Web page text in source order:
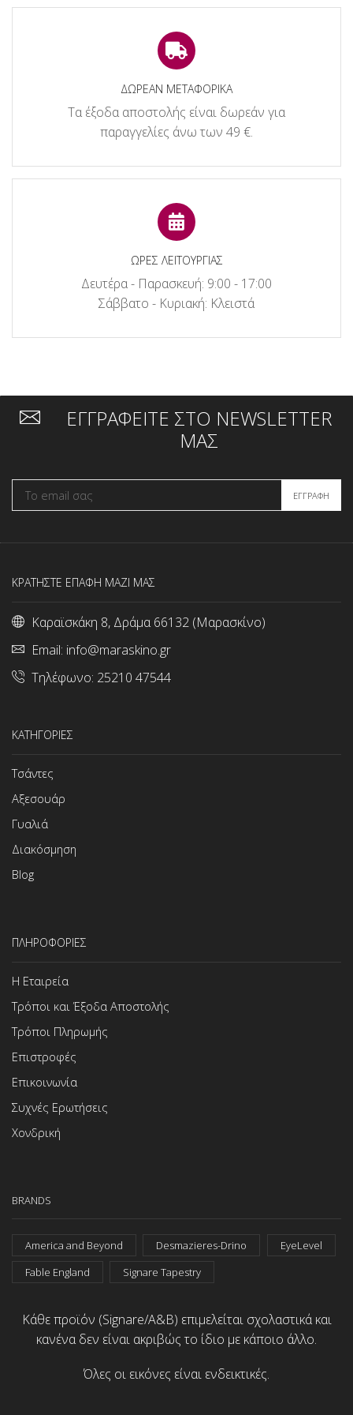
ΔΩΡΕΑΝ ΜΕΤΑΦΟΡΙΚΑ
Τα έξοδα αποστολής είναι δωρεάν για
παραγγελίες άνω των 49 €.
ΩΡΕΣ ΛΕΙΤΟΥΡΓΙΑΣ
Δευτέρα - Παρασκευή: 9:00 - 17:00
Σάββατο - Κυριακή: Κλειστά
ΕΓΓΡΑΦΕΙΤΕ ΣΤΟ NEWSLETTER
ΜΑΣ
ΚΡΑΤΗΣΤΕ ΕΠΑΦΗ ΜΑΖΙ ΜΑΣ
Καραϊσκάκη 8, Δράμα 66132 (Μαρασκίνο)
Email: info@maraskino.gr
Τηλέφωνο: 25210 47544
ΚΑΤΗΓΟΡΙΕΣ
Τσάντες
Αξεσουάρ
Γυαλιά
Διακόσμηση
Blog
ΠΛΗΡΟΦΟΡΙΕΣ
Η Εταιρεία
Τρόποι και Έξοδα Αποστολής
Τρόποι Πληρωμής
Επιστροφές
Επικοινωνία
Συχνές Ερωτήσεις
Χονδρική
BRANDS
America and Beyond Desmazieres-Drino
EyeLevel
Fable England
Signare Tapestry
Κάθε προϊόν (Signare/A&B) επιμελείται σχολαστικά και
κανένα δεν είναι ακριβώς το ίδιο με κάποιο άλλο.
Όλες οι εικόνες είναι ενδεικτικές.